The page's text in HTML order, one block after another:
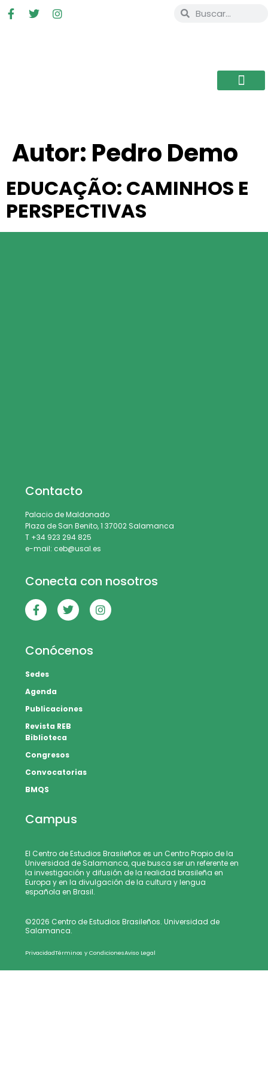
Autor: Pedro Demo
EDUCAÇÃO: CAMINHOS E
PERSPECTIVAS
Contacto
Palacio de Maldonado
Plaza de San Benito, 1 37002 Salamanca
T +34 923 294 825
e-mail: ceb@usal.es
Conecta con nosotros
Conócenos
Sedes
Agenda
Publicaciones
Revista REB
Biblioteca
Congresos
Convocatorias
BMQS
Campus
El Centro de Estudios Brasileños es un Centro Propio de la
Universidad de Salamanca, que busca ser un referente en
la investigación y difusión de la realidad brasileña en
Europa y en la divulgación de la cultura y lengua
española en Brasil.
©2026 Centro de Estudios Brasileños. Universidad de
Salamanca.
PrivacidadTérminos y CondicionesAviso Legal